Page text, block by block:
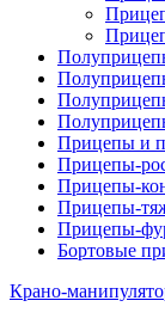
Прицепы и
Прицепы-
Прицепы-
Прицепы-
Прицепы-
Бортовые
Крано-